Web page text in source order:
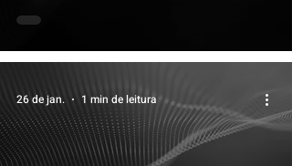
26 de jan. 1 min de leitura